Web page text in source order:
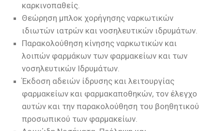
Επικοινωνία
καρκινοπαθείς.
Θεώρηση μπλοκ χορήγησης ναρκωτικών
ιδιωτών ιατρών και νοσηλευτικών ιδρυμάτων.
Παρακολούθηση κίνησης ναρκωτικών και
λοιπών φαρμάκων των φαρμακείων και των
νοσηλευτικών Ιδρυμάτων.
Έκδοση αδειών ίδρυσης και λειτουργίας
φαρμακείων και φαρμακαποθηκών, τον έλεγχο
αυτών και την παρακολούθηση του βοηθητικού
προσωπικού των φαρμακείων.